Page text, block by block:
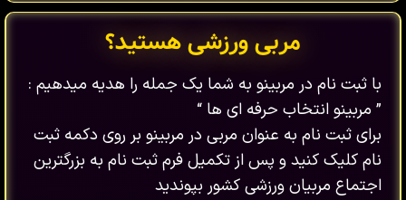
مربی ورزشی هستید؟
با ثبت نام در مربینو به شما یک جمله را هدیه میدهیم :
” مربینو انتخاب حرفه ای ها “
برای ثبت نام به عنوان مربی در مربینو بر روی دکمه ثبت
نام کلیک کنید و پس از تکمیل فرم ثبت نام به بزرگترین
اجتماع مربیان ورزشی کشور بپوندید